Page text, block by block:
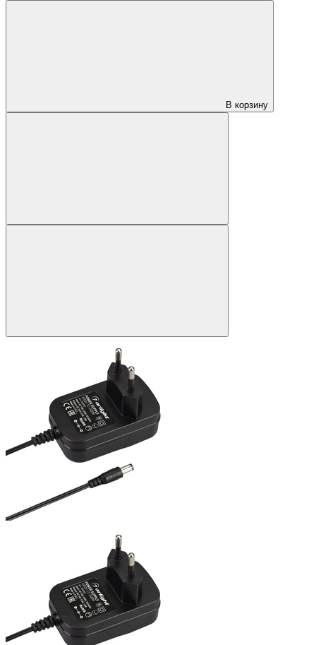
В корзину